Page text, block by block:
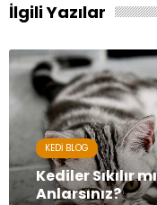
İlgili Yazılar
KEDI BLOG
Kediler Sıkılır
Anlarsınız?